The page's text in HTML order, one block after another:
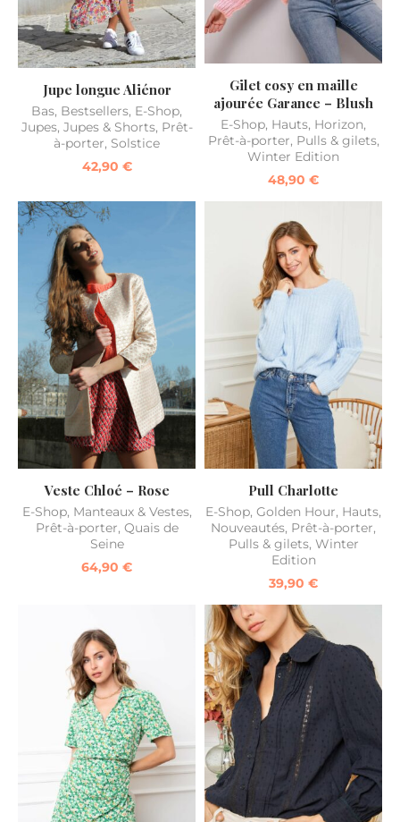
Jupe longue Aliénor
Bas, Bestsellers, E-Shop,
Jupes, Jupes & Shorts, Prêt-
à-porter, Solstice
42,90 €
Gilet cosy en maille
ajourée Garance – Blush
E-Shop, Hauts, Horizon,
Prêt-à-porter, Pulls & gilets,
Winter Edition
48,90 €
Veste Chloé – Rose
E-Shop, Manteaux & Vestes,
Prêt-à-porter, Quais de
Seine
64,90 €
Pull Charlotte
E-Shop, Golden Hour, Hauts,
Nouveautés, Prêt-à-porter,
Pulls & gilets, Winter
Edition
39,90 €